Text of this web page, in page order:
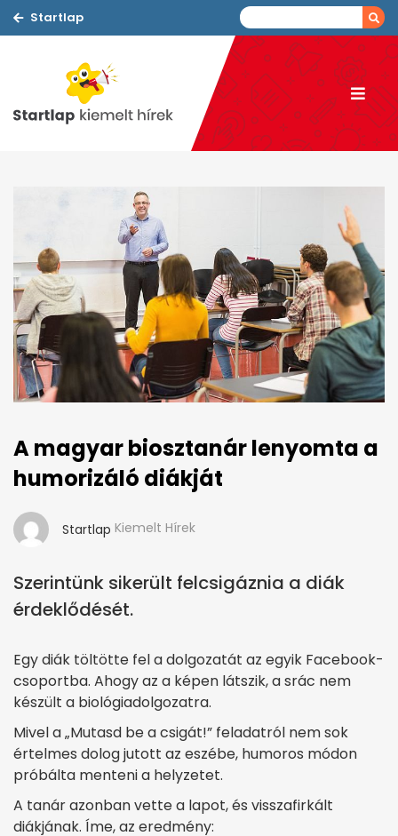
Startlap
A magyar biosztanár lenyomta a
humorizáló diákját
Startlap Kiemelt Hírek
Szerintünk sikerült felcsigáznia a diák
érdeklődését.
Egy diák töltötte fel a dolgozatát az egyik Facebook-
csoportba. Ahogy az a képen látszik, a srác nem
készült a biológiadolgozatra.
Mivel a „Mutasd be a csigát!” feladatról nem sok
értelmes dolog jutott az eszébe, humoros módon
próbálta menteni a helyzetet.
A tanár azonban vette a lapot, és visszafirkált
diákjának. Íme, az eredmény: